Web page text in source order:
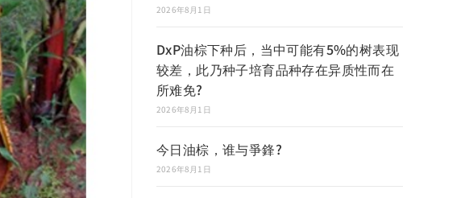
2026年8月1日
DxP油棕下种后，当中可能有5%的树表现
较差，此乃种子培育品种存在异质性而在
所难免?
2026年8月1日
今日油棕，谁与爭鋒?
2026年8月1日